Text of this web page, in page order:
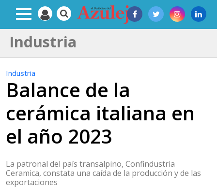
Industria
Industria
Balance de la
cerámica italiana en
el año 2023
La patronal del país transalpino, Confindustria
Ceramica, constata una caída de la producción y de las
exportaciones